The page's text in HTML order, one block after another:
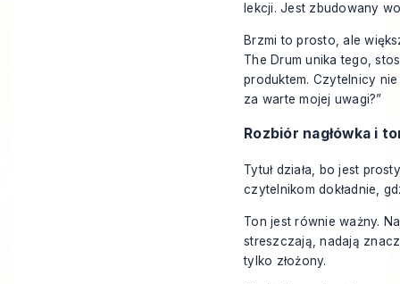
lekcji. Jest zbudowany
Brzmi to prosto, ale
The Drum unika tego,
produktem. Czytelnicy
za warte mojej uwagi?”
Rozbiór nagłówka i
Tytuł działa, bo jest
czytelnikom dokładnie,
Ton jest równie ważny.
streszczają, nadają
tylko złożony.